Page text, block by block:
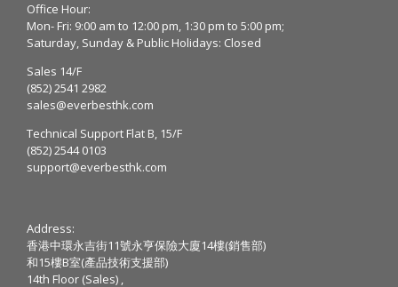
Office Hour:
Mon- Fri: 9:00 am to 12:00 pm, 1:30 pm to 5:00 pm;
Saturday, Sunday & Public Holidays: Closed
Sales 14/F
(852) 2541 2982
sales@everbesthk.com
Technical Support Flat B, 15/F
(852) 2544 0103
support@everbesthk.com
Address:
香港中環永吉街11號永亨保險大廈14樓(銷售部)
和15樓B室(產品技術支援部)
14th Floor (Sales) ,